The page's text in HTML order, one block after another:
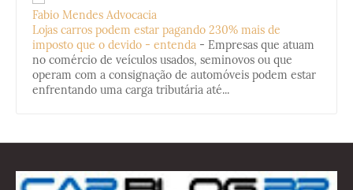
Fabio Mendes Advocacia
Lojas carros podem estar pagando 230% mais de
imposto que o devido - entenda - Empresas que atuam
no comércio de veículos usados, seminovos ou que
operam com a consignação de automóveis podem estar
enfrentando uma carga tributária até...